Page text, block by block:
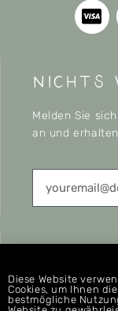
nichts
Melden Sie
an und
Diese Website
Cookies, um Ihnen die
bestmögliche